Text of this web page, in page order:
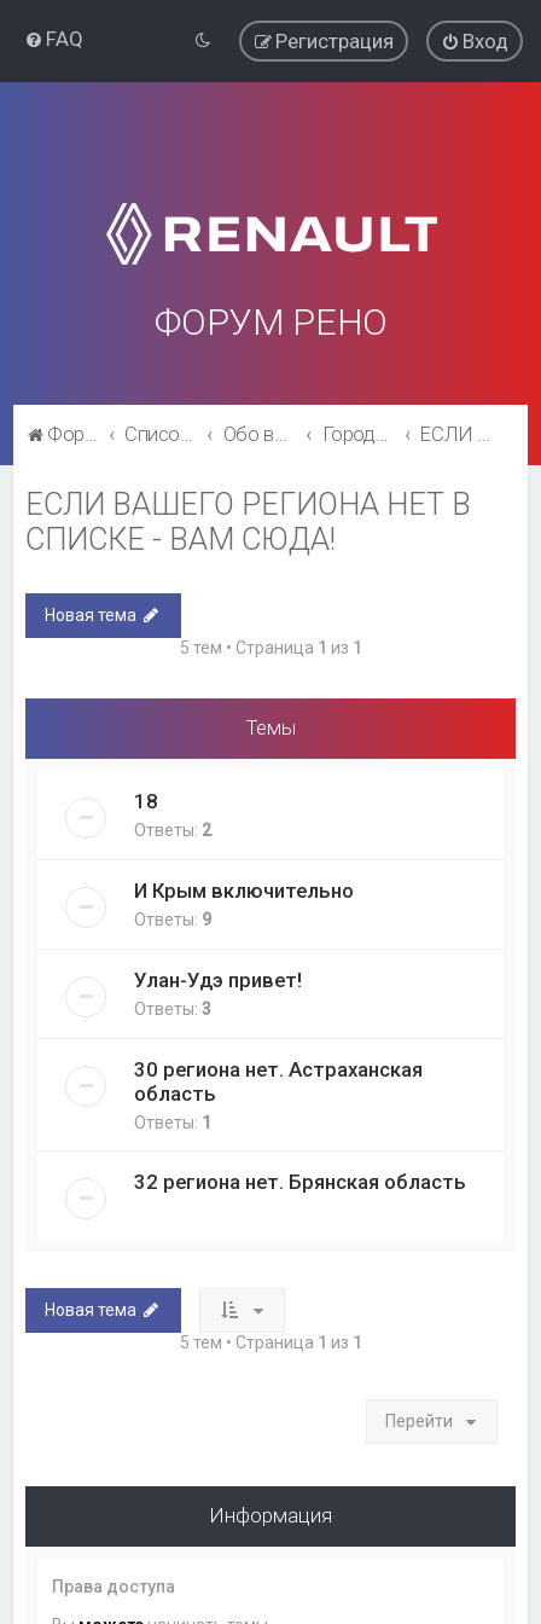
FAQ Вход
Регистрация
ФОРУМ РЕНО
Форум Рено Список форумов Обо всём остальном Города и регионы. ЕСЛИ ВАШЕГО РЕГИОНА НЕТ В СПИСКЕ - ВАМ СЮДА!
ЕСЛИ ВАШЕГО РЕГИОНА НЕТ В
СПИСКЕ - ВАМ СЮДА!
Новая тема
5 тем • Страница 1 из 1
Темы
18
Ответы: 2
И Крым включительно
Ответы: 9
Улан-Удэ привет!
Ответы:3
30 региона нет. Астраханская
область
Ответы: 1
32 региона нет. Брянская область
Новая тема
5 тем • Страница 1 из 1
Перейти
Информация
Права доступа